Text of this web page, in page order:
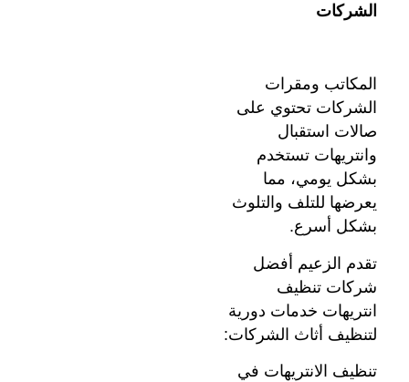
الشركات
المكاتب ومقرات
الشركات تحتوي على
صالات استقبال
وانتريهات تستخدم
بشكل يومي، مما
يعرضها للتلف والتلوث
بشكل أسرع.
تقدم الزعيم أفضل
شركات تنظيف
انتريهات خدمات دورية
لتنظيف أثاث الشركات:
تنظيف الانتريهات في